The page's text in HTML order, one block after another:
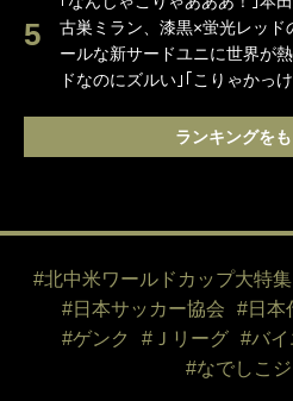
古巣ミラン、漆黒×蛍光レッド
ールな新サードユニに世界が
ドなのにズルい｣｢こりゃかっ
ランキングを
#北中米ワールドカップ大特集
#日本サッカー協会
#日本
#ゲンク
#Ｊリーグ
#バ
#なでしこ